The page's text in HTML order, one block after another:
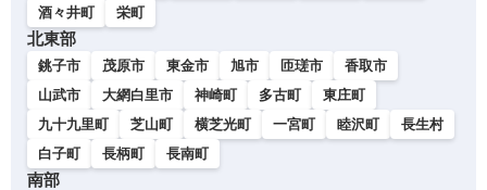
酒々井町
栄町
北東部
銚子市 茂原市 東金市 旭市 匝瑳市
香取市
山武市
大網白里市 神崎町 多古町
東庄町
九十九里町
芝山町 横芝光町 一宮町 睦沢町
長生村
白子町
長柄町 長南町
南部